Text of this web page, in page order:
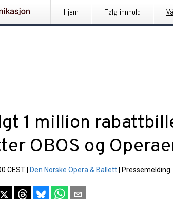
Hjem Følg innhold
1 million
OBOS og
CEST Den Norske Opera & Ballett Pressemelding